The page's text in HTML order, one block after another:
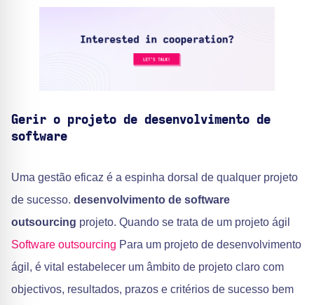
Gerir o projeto de desenvolvimento de
software
Uma gestão eficaz é a espinha dorsal de qualquer projeto
de sucesso. desenvolvimento de software
outsourcing projeto. Quando se trata de um projeto ágil
Software outsourcing Para um projeto de desenvolvimento
ágil, é vital estabelecer um âmbito de projeto claro com
objectivos, resultados, prazos e critérios de sucesso bem